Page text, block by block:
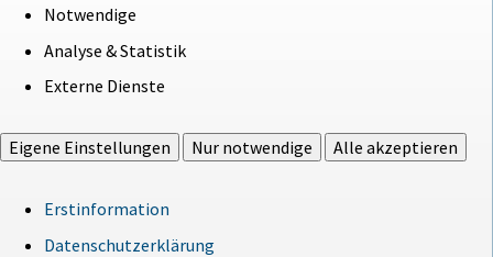
Notwendige
Analyse & Statistik
Externe Dienste
Eigene Einstellungen Nur notwendige Alle akzeptieren
Erstinformation
Datenschutzerklärung